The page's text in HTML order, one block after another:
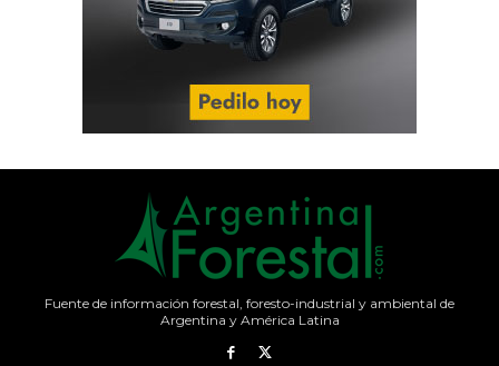
Fuente de información forestal, foresto-industrial y ambiental de
Argentina y América Latina